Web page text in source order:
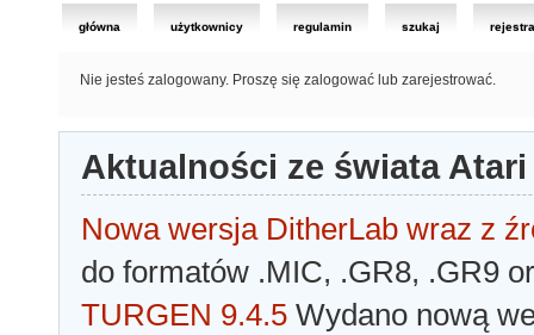
główna użytkownicy regulamin szukaj
Nie jesteś zalogowany. Proszę się zalogować lub zarejestrować.
Aktualności ze świata Atari
Nowa wersja DitherLab wraz z
do formatów .MIC, .GR8, .GR9
TURGEN 9.4.5 Wydano nową